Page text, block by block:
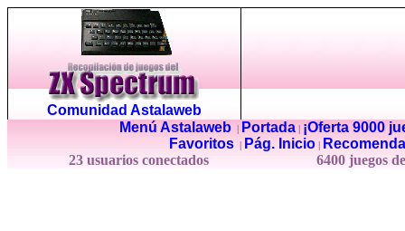
Comunidad Astalaweb
Menú Astalaweb| Portada|
¡Oferta 9000
Favoritos
Pág. Inicio
23 usuarios conectados
6400 juegos